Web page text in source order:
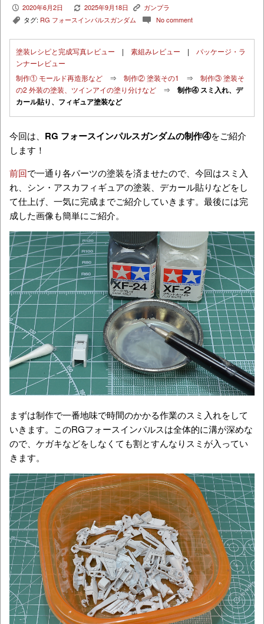
P 2020年6月2日 V 2025年9月18日 K ガンプラ
, タグ: RG フォースインパルスガンダム c No comment
塗装レシピと完成写真レビュー | 素組みレビュー | パッケージ・ラ
ンナーレビュー
制作① モールド再造形など ⇒ 制作② 塗装その1 ⇒ 制作③ 塗装そ
の2 外装の塗装、ツインアイの塗り分けなど ⇒ 制作④ スミ入れ、デ
カール貼り、フィギュア塗装など
今回は、 RG フォースインパルスガンダムの制作④をご紹介
します！
前回で一通り各パーツの塗装を済ませたので、今回はスミ入
れ、シン・アスカフィギュアの塗装、デカール貼りなどをし
て仕上げ、一気に完成までご紹介していきます。最後には完
成した画像も簡単にご紹介。
まずは制作で一番地味で時間のかかる作業のスミ入れをして
いきます。このRGフォースインパルスは全体的に溝が深めな
ので、ケガキなどをしなくても割とすんなりスミが入ってい
きます。